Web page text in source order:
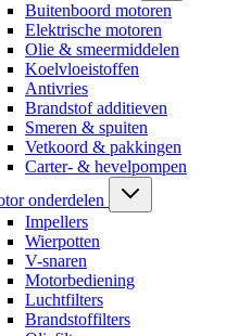
Buitenboord motoren
Elektrische motoren
Olie & smeermiddelen
Koelvloeistoffen
Antivries
Brandstof additieven
Smeren & spuiten
Vetkoord & pakkingen
Carter- & hevelpompen
onderdelen
Impellers
Wierpotten
V-snaren
Motorbediening
Luchtfilters
Brandstoffilters